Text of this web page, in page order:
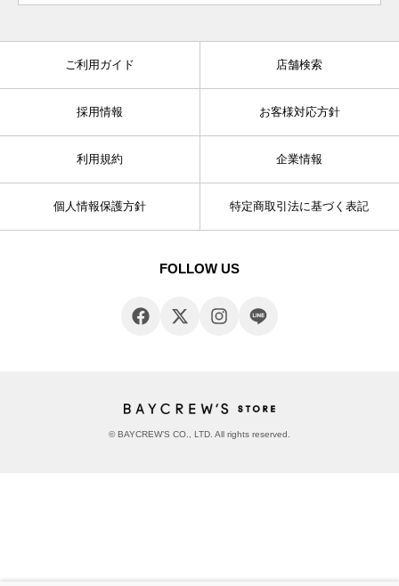
ご利用ガイド 店舗検索
採用情報 お客様対応方針
利用規約 企業情報
個人情報保護方針 特定商取引法に基づく表記
FOLLOW US
© BAYCREW’S CO., LTD. All rights reserved.